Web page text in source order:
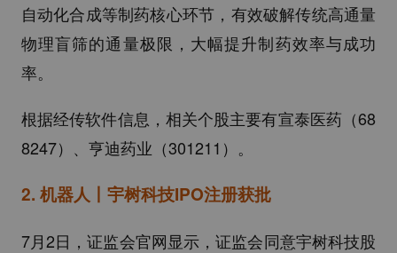
自动化合成等制药核心环节，有效破解传统高通量
物理盲筛的通量极限，大幅提升制药效率与成功
率。
根据经传软件信息，相关个股主要有宣泰医药（68
8247）、亨迪药业（301211）。
2. 机器人丨宇树科技IPO注册获批
7月2日，证监会官网显示，证监会同意宇树科技股